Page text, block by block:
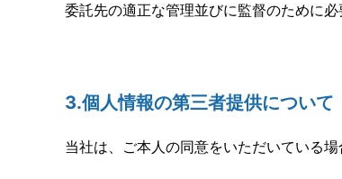
委託先の適正な管理並びに監督のために
3.個人情報の第三者提供について
当社は、ご本人の同意をいただいている